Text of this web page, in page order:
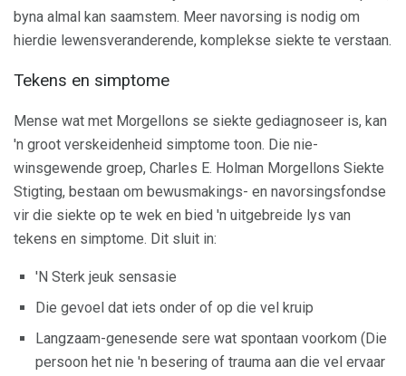
byna almal kan saamstem. Meer navorsing is nodig om
hierdie lewensveranderende, komplekse siekte te verstaan.
Tekens en simptome
Mense wat met Morgellons se siekte gediagnoseer is, kan
'n groot verskeidenheid simptome toon. Die nie-
winsgewende groep, Charles E. Holman Morgellons Siekte
Stigting, bestaan ​​om bewusmakings- en navorsingsfondse
vir die siekte op te wek en bied 'n uitgebreide lys van
tekens en simptome. Dit sluit in:
'N Sterk jeuk sensasie
Die gevoel dat iets onder of op die vel kruip
Langzaam-genesende sere wat spontaan voorkom (Die
persoon het nie 'n besering of trauma aan die vel ervaar